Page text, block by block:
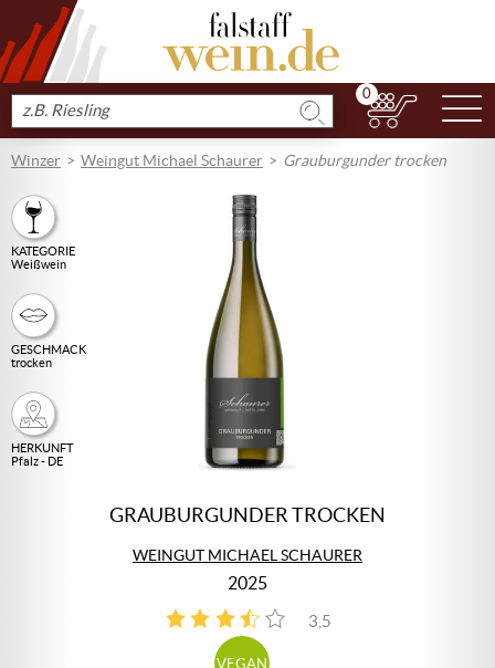
Produkt
suchen
0
Winzer Weingut Michael Schaurer Grauburgunder trocken
KATEGORIE
Weißwein
GESCHMACK
trocken
HERKUNFT
Pfalz - DE
GRAUBURGUNDER TROCKEN
WEINGUT MICHAEL SCHAURER
2025
3,5
2
VEGAN